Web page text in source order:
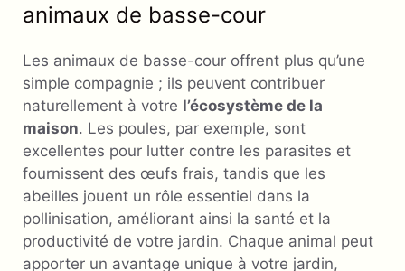
animaux de basse-cour
Les animaux de basse-cour offrent plus qu’une
simple compagnie ; ils peuvent contribuer
naturellement à votre l’écosystème de la
maison. Les poules, par exemple, sont
excellentes pour lutter contre les parasites et
fournissent des œufs frais, tandis que les
abeilles jouent un rôle essentiel dans la
pollinisation, améliorant ainsi la santé et la
productivité de votre jardin. Chaque animal peut
apporter un avantage unique à votre jardin,